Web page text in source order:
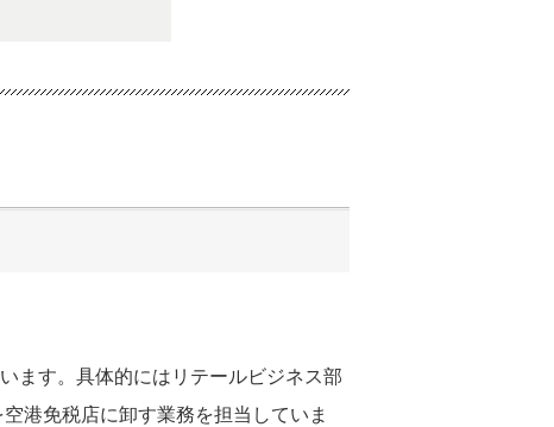
ます。具体的にはリテールビジネス部
港免税店に卸す業務を担当していま